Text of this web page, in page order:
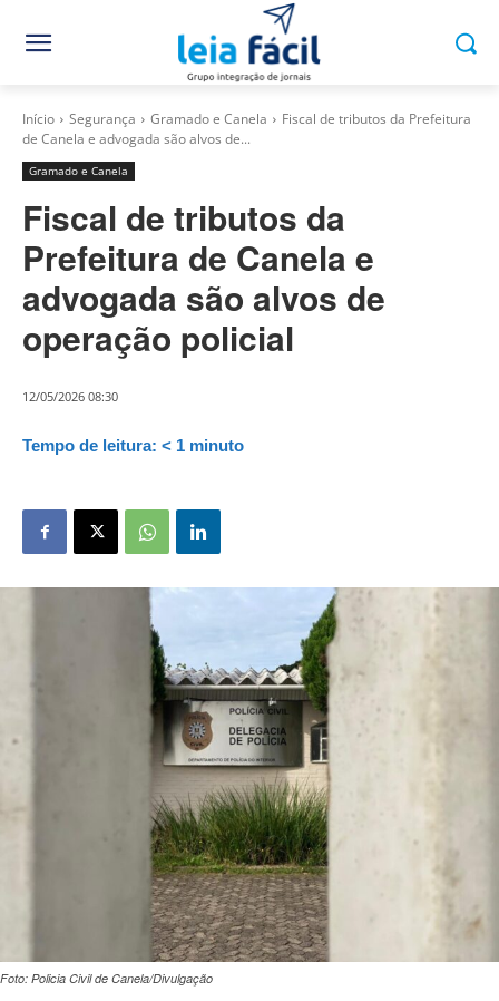
Início Segurança Gramado e Canela
Fiscal de tributos da Prefeitura
de Canela e advogada são alvos de...
Gramado e Canela
Fiscal de tributos da
Prefeitura de Canela e
advogada são alvos de
operação policial
12/05/2026 08:30
Tempo de leitura: < 1 minuto
Foto: Policia Civil de Canela/Divulgação